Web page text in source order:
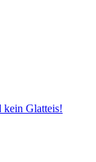
kein Glatteis!